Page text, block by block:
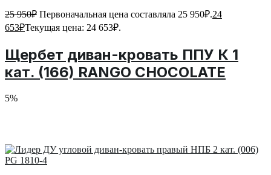
25 950₽ Первоначальная цена составляла 25 950₽.24
653₽Текущая цена: 24 653₽.
Щербет диван-кровать ППУ К 1
кат. (166) RANGO CHOCOLATE
5%